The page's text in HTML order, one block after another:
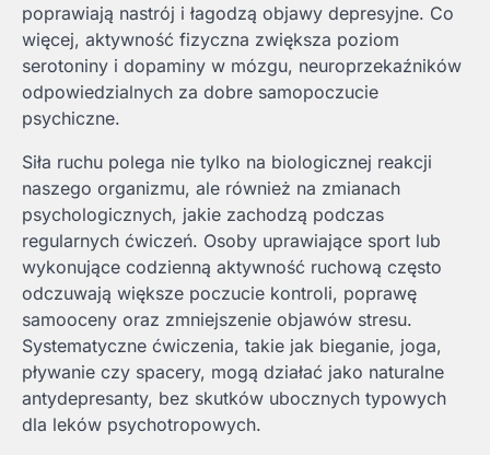
poprawiają nastrój i łagodzą objawy depresyjne. Co
więcej, aktywność fizyczna zwiększa poziom
serotoniny i dopaminy w mózgu, neuroprzekaźników
odpowiedzialnych za dobre samopoczucie
psychiczne.
Siła ruchu polega nie tylko na biologicznej reakcji
naszego organizmu, ale również na zmianach
psychologicznych, jakie zachodzą podczas
regularnych ćwiczeń. Osoby uprawiające sport lub
wykonujące codzienną aktywność ruchową często
odczuwają większe poczucie kontroli, poprawę
samooceny oraz zmniejszenie objawów stresu.
Systematyczne ćwiczenia, takie jak bieganie, joga,
pływanie czy spacery, mogą działać jako naturalne
antydepresanty, bez skutków ubocznych typowych
dla leków psychotropowych.